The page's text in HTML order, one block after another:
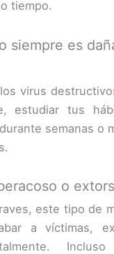
tiempo.
siempre es
virus
estudiar tus
semanas o
o
este tipo de
a víctimas,